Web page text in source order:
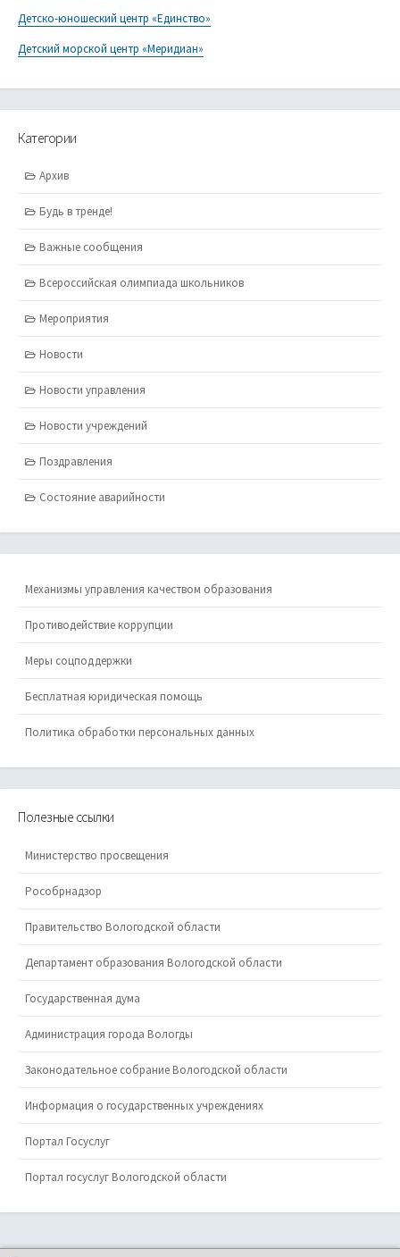
Детско-юношеский центр «Единство»
Детский морской центр «Меридиан»
Категории
Архив
Будь в тренде!
Важные сообщения
Всероссийская олимпиада школьников
Мероприятия
Новости
Новости управления
Новости учреждений
Поздравления
Состояние аварийности
Механизмы управления качеством образования
Противодействие коррупции
Меры соцподдержки
Бесплатная юридическая помощь
Политика обработки персональных данных
Полезные ссылки
Министерство просвещения
Рособрнадзор
Правительство Вологодской области
Департамент образования Вологодской области
Государственная дума
Администрация города Вологды
Законодательное собрание Вологодской области
Информация о государственных учреждениях
Портал Госуслуг
Портал госуслуг Вологодской области